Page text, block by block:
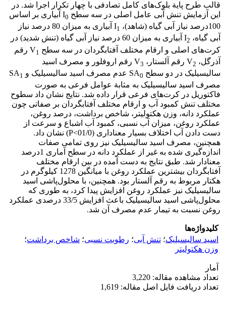
قالب طرح پایة بلوک‌های کامل تصادفی با چهار تکرار اجرا شد. در
این آزمایش تنش آبی عامل اصلی در سه سطح I 0
آبیاری بر اساس
100درصد نیاز آبی گیاه (شاهد)، I
1
آبیاری به میزان 80 درصد نیاز
آبی گیاه، I 2
آبیاری به میزان 60 درصد نیاز آبی گیاه (تنش شدید) در
کرت‌های اصلی و ارقام مختلف آفتابگردان در سه سطح V 1
رقم
آذرگل، V 2 رقم آلستار، V 3
رقم اروفلور و مصرف اسید
سالیسیلیک در دو سطح SA 0 عدم مصرف اسید سالیسیلیک و SA 1
مصرف اسید سالیسیلیک به مثابة عوامل فرعی به صورت
فاکتوریل در کرت‌های فرعی قرار داده شد. نتایج نشان داد سطوح
مختلف تنش کمبود آب و ارقام مختلف آفتابگردان بر صفاتی چون
عملکرد دانه، وزن هکتولیتر، شاخص برداشت، درصد روغن،
عملکرد روغن، میزان آب نسبی، کمبود آب اشباع و سرعت از
دست دادن آب اختلاف بسیار معناداری (01/0>P) نشان داد.
همچنین، مصرف اسید سالیسیلیک نیز روی تمامی صفات
اندازه‌گیری شده به غیر از عملکرد دانه در سطح آماری 1درصد
معنادار شد. طبق نتایج به دست آمده در بین ارقام مختلف
آفتابگردان بیشترین عملکرد روغن با میانگین 1278 کیلوگرم در
هکتار مربوط به رقم آلستار بود. همچنین، با محلول‌پاشی اسید
سالیسیلیک نیز عملکرد روغن افزایش پیدا کرد، به طوری که
محلول‌پاشی اسید سالیسیلیک باعث افزایش 33/5 درصدی عملکرد
روغن نسبت به تیمار عدم مصرف آن شد.
کلیدواژه‌ها
اسید سالیسیلیک؛ تنش آبی؛ رطوبت نسبی؛ شاخص برداشت؛
وزن هکتولیتر
آمار
تعداد مشاهده مقاله: 3,220
تعداد دریافت فایل اصل مقاله: 1,619